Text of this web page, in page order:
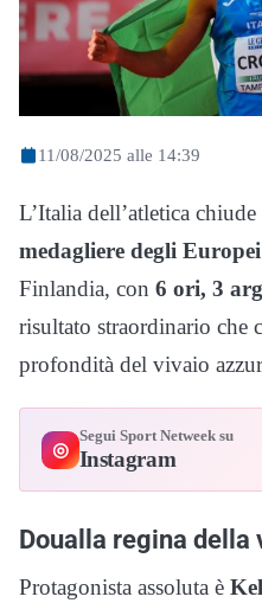
11/08/2025 alle 14:39
L’Italia dell’atletica chiude
medagliere degli
Finlandia, con 6 ori, 3
risultato straordinario che
profondità del vivaio
◎
Segui Sport Netweek su
Instagram
Doualla regina della
Protagonista assoluta è